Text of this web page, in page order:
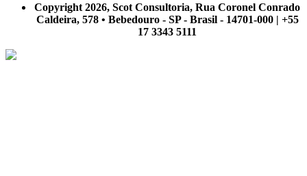
Copyright 2026, Scot Consultoria, Rua Coronel Conrado
Caldeira, 578 • Bebedouro - SP - Brasil - 14701-000 | +55
17 3343 5111